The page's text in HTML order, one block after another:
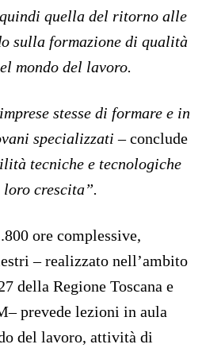
quella del ritorno alle
sulla formazione di qualità
mondo del lavoro.
stesse di formare e in
specializzati –conclude
tecniche e tecnologiche
crescita”.
ore complessive,
– realizzato nell’ambito
della Regione Toscana e
prevede lezioni in aula
del lavoro, attività di